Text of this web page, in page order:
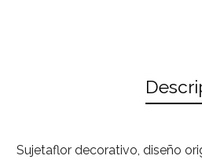
Sujetaflor decorativo, diseño